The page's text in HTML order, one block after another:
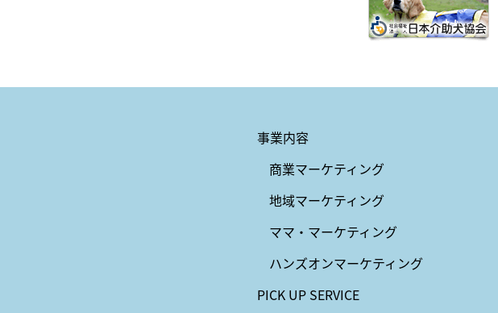
事業内容
商業マーケティング
地域マーケティング
ママ・マーケティング
ハンズオンマーケティング
PICK UP SERVICE